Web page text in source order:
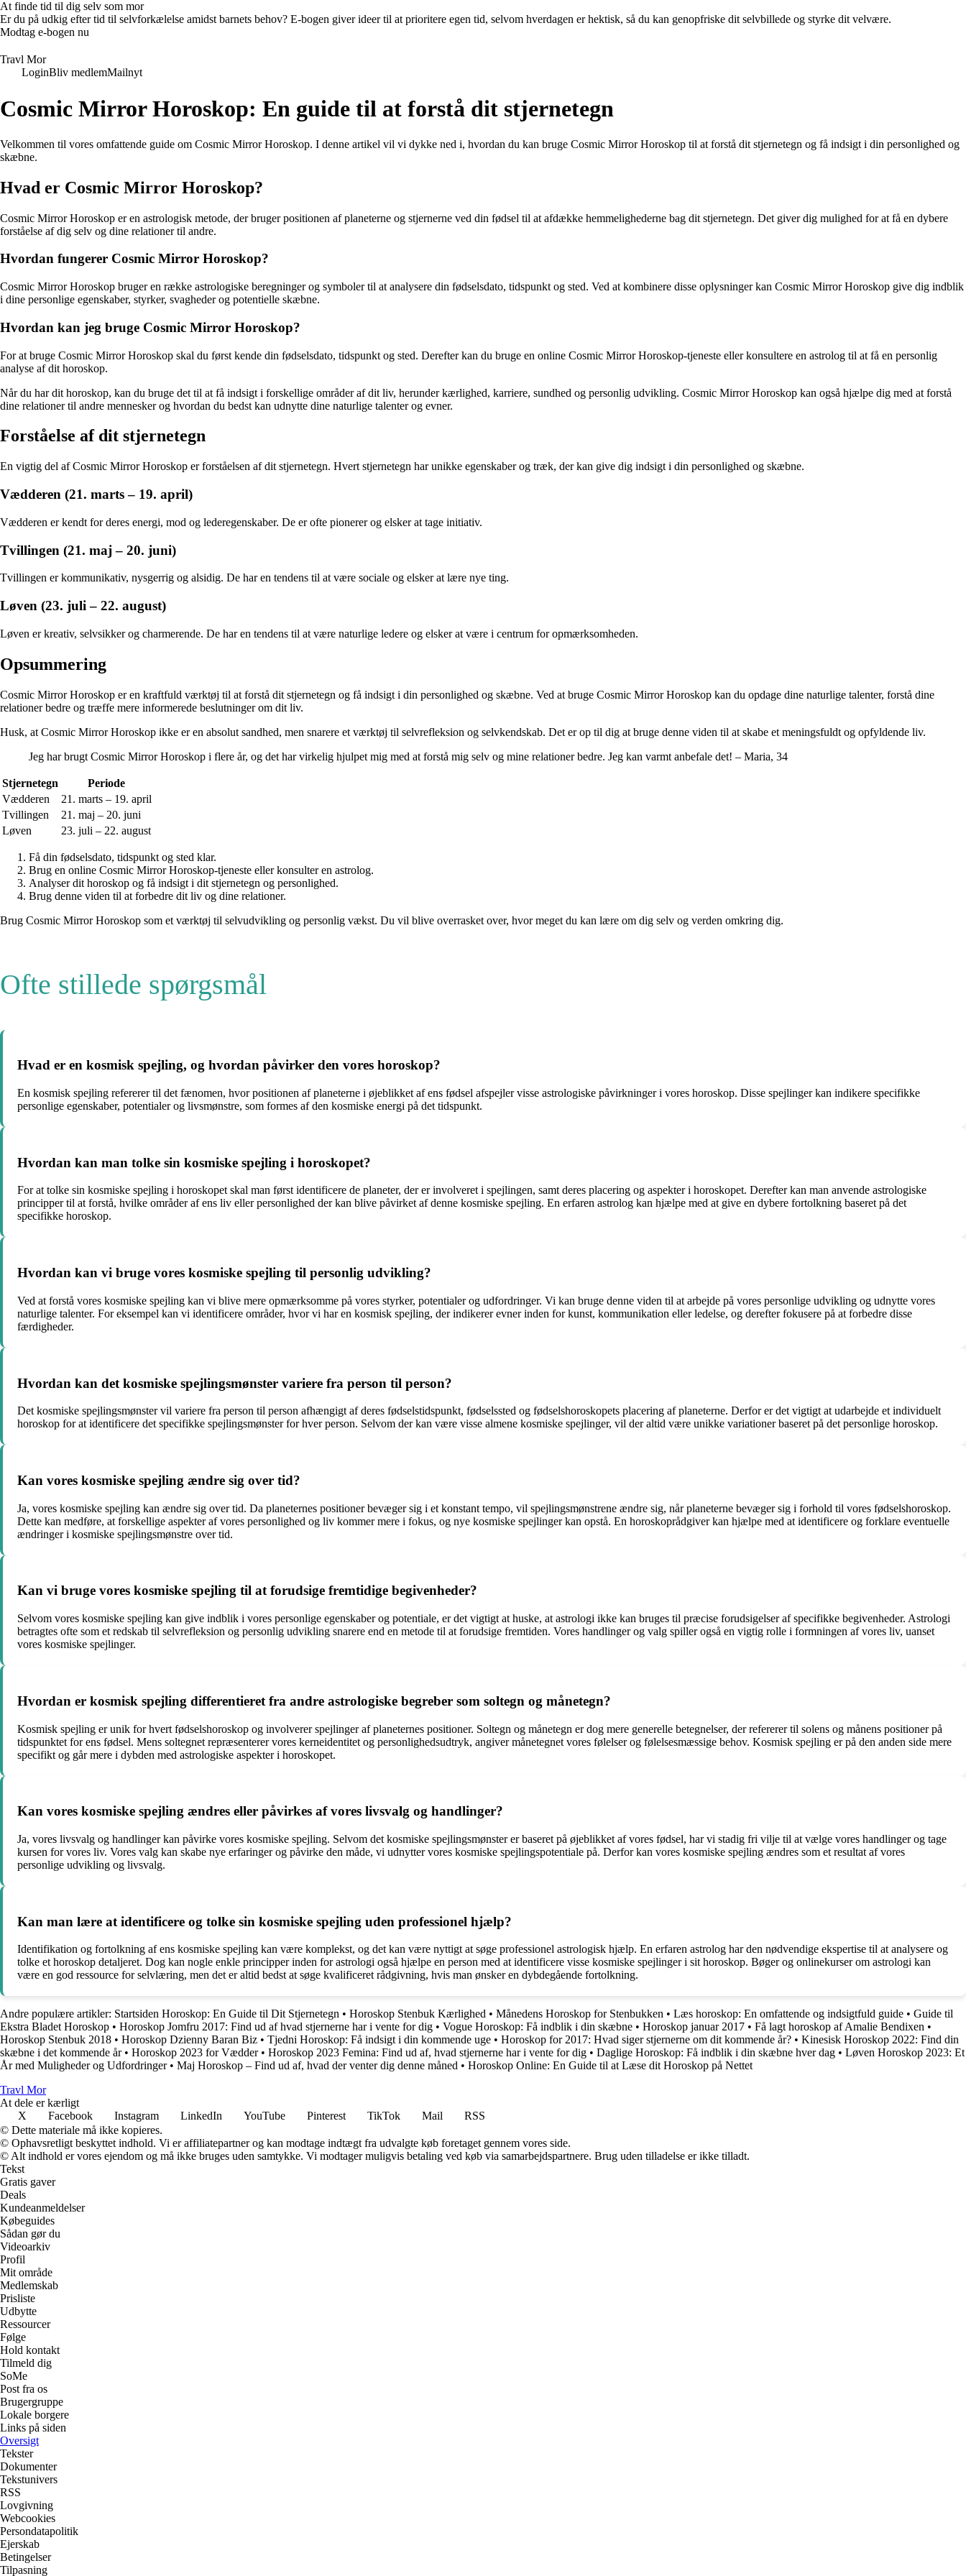
At finde tid til dig selv som mor
Er du på udkig efter tid til selvforkælelse amidst barnets behov? E-bogen giver ideer til at prioritere egen tid, selvom hverdagen er hektisk, så du kan genopfriske dit selvbillede og styrke dit velvære.
Modtag e-bogen nu
Travl Mor
LoginBliv medlemMailnyt
Cosmic Mirror Horoskop: En guide til at forstå dit stjernetegn
Velkommen til vores omfattende guide om Cosmic Mirror Horoskop. I denne artikel vil vi dykke ned i, hvordan du kan bruge Cosmic Mirror Horoskop til at forstå dit stjernetegn og få indsigt i din personlighed og
skæbne.
Hvad er Cosmic Mirror Horoskop?
Cosmic Mirror Horoskop er en astrologisk metode, der bruger positionen af ​​planeterne og stjernerne ved din fødsel til at afdække hemmelighederne bag dit stjernetegn. Det giver dig mulighed for at få en dybere
forståelse af dig selv og dine relationer til andre.
Hvordan fungerer Cosmic Mirror Horoskop?
Cosmic Mirror Horoskop bruger en række astrologiske beregninger og symboler til at analysere din fødselsdato, tidspunkt og sted. Ved at kombinere disse oplysninger kan Cosmic Mirror Horoskop give dig indblik
i dine personlige egenskaber, styrker, svagheder og potentielle skæbne.
Hvordan kan jeg bruge Cosmic Mirror Horoskop?
For at bruge Cosmic Mirror Horoskop skal du først kende din fødselsdato, tidspunkt og sted. Derefter kan du bruge en online Cosmic Mirror Horoskop-tjeneste eller konsultere en astrolog til at få en personlig
analyse af dit horoskop.
Når du har dit horoskop, kan du bruge det til at få indsigt i forskellige områder af dit liv, herunder kærlighed, karriere, sundhed og personlig udvikling. Cosmic Mirror Horoskop kan også hjælpe dig med at forstå
dine relationer til andre mennesker og hvordan du bedst kan udnytte dine naturlige talenter og evner.
Forståelse af dit stjernetegn
En vigtig del af Cosmic Mirror Horoskop er forståelsen af dit stjernetegn. Hvert stjernetegn har unikke egenskaber og træk, der kan give dig indsigt i din personlighed og skæbne.
Vædderen (21. marts – 19. april)
Vædderen er kendt for deres energi, mod og lederegenskaber. De er ofte pionerer og elsker at tage initiativ.
Tvillingen (21. maj – 20. juni)
Tvillingen er kommunikativ, nysgerrig og alsidig. De har en tendens til at være sociale og elsker at lære nye ting.
Løven (23. juli – 22. august)
Løven er kreativ, selvsikker og charmerende. De har en tendens til at være naturlige ledere og elsker at være i centrum for opmærksomheden.
Opsummering
Cosmic Mirror Horoskop er en kraftfuld værktøj til at forstå dit stjernetegn og få indsigt i din personlighed og skæbne. Ved at bruge Cosmic Mirror Horoskop kan du opdage dine naturlige talenter, forstå dine
relationer bedre og træffe mere informerede beslutninger om dit liv.
Husk, at Cosmic Mirror Horoskop ikke er en absolut sandhed, men snarere et værktøj til selvrefleksion og selvkendskab. Det er op til dig at bruge denne viden til at skabe et meningsfuldt og opfyldende liv.
Jeg har brugt Cosmic Mirror Horoskop i flere år, og det har virkelig hjulpet mig med at forstå mig selv og mine relationer bedre. Jeg kan varmt anbefale det! – Maria, 34
Stjernetegn
Periode
Vædderen
21. marts – 19. april
Tvillingen
21. maj – 20. juni
Løven
23. juli – 22. august
Få din fødselsdato, tidspunkt og sted klar.
Brug en online Cosmic Mirror Horoskop-tjeneste eller konsulter en astrolog.
Analyser dit horoskop og få indsigt i dit stjernetegn og personlighed.
Brug denne viden til at forbedre dit liv og dine relationer.
Brug Cosmic Mirror Horoskop som et værktøj til selvudvikling og personlig vækst. Du vil blive overrasket over, hvor meget du kan lære om dig selv og verden omkring dig.
Ofte stillede spørgsmål
Hvad er en kosmisk spejling, og hvordan påvirker den vores horoskop?
En kosmisk spejling refererer til det fænomen, hvor positionen af planeterne i øjeblikket af ens fødsel afspejler visse astrologiske påvirkninger i vores horoskop. Disse spejlinger kan indikere specifikke
personlige egenskaber, potentialer og livsmønstre, som formes af den kosmiske energi på det tidspunkt.
Hvordan kan man tolke sin kosmiske spejling i horoskopet?
For at tolke sin kosmiske spejling i horoskopet skal man først identificere de planeter, der er involveret i spejlingen, samt deres placering og aspekter i horoskopet. Derefter kan man anvende astrologiske
principper til at forstå, hvilke områder af ens liv eller personlighed der kan blive påvirket af denne kosmiske spejling. En erfaren astrolog kan hjælpe med at give en dybere fortolkning baseret på det
specifikke horoskop.
Hvordan kan vi bruge vores kosmiske spejling til personlig udvikling?
Ved at forstå vores kosmiske spejling kan vi blive mere opmærksomme på vores styrker, potentialer og udfordringer. Vi kan bruge denne viden til at arbejde på vores personlige udvikling og udnytte vores
naturlige talenter. For eksempel kan vi identificere områder, hvor vi har en kosmisk spejling, der indikerer evner inden for kunst, kommunikation eller ledelse, og derefter fokusere på at forbedre disse
færdigheder.
Hvordan kan det kosmiske spejlingsmønster variere fra person til person?
Det kosmiske spejlingsmønster vil variere fra person til person afhængigt af deres fødselstidspunkt, fødselssted og fødselshoroskopets placering af planeterne. Derfor er det vigtigt at udarbejde et individuelt
horoskop for at identificere det specifikke spejlingsmønster for hver person. Selvom der kan være visse almene kosmiske spejlinger, vil der altid være unikke variationer baseret på det personlige horoskop.
Kan vores kosmiske spejling ændre sig over tid?
Ja, vores kosmiske spejling kan ændre sig over tid. Da planeternes positioner bevæger sig i et konstant tempo, vil spejlingsmønstrene ændre sig, når planeterne bevæger sig i forhold til vores fødselshoroskop.
Dette kan medføre, at forskellige aspekter af vores personlighed og liv kommer mere i fokus, og nye kosmiske spejlinger kan opstå. En horoskoprådgiver kan hjælpe med at identificere og forklare eventuelle
ændringer i kosmiske spejlingsmønstre over tid.
Kan vi bruge vores kosmiske spejling til at forudsige fremtidige begivenheder?
Selvom vores kosmiske spejling kan give indblik i vores personlige egenskaber og potentiale, er det vigtigt at huske, at astrologi ikke kan bruges til præcise forudsigelser af specifikke begivenheder. Astrologi
betragtes ofte som et redskab til selvrefleksion og personlig udvikling snarere end en metode til at forudsige fremtiden. Vores handlinger og valg spiller også en vigtig rolle i formningen af vores liv, uanset
vores kosmiske spejlinger.
Hvordan er kosmisk spejling differentieret fra andre astrologiske begreber som soltegn og månetegn?
Kosmisk spejling er unik for hvert fødselshoroskop og involverer spejlinger af planeternes positioner. Soltegn og månetegn er dog mere generelle betegnelser, der refererer til solens og månens positioner på
tidspunktet for ens fødsel. Mens soltegnet repræsenterer vores kerneidentitet og personlighedsudtryk, angiver månetegnet vores følelser og følelsesmæssige behov. Kosmisk spejling er på den anden side mere
specifikt og går mere i dybden med astrologiske aspekter i horoskopet.
Kan vores kosmiske spejling ændres eller påvirkes af vores livsvalg og handlinger?
Ja, vores livsvalg og handlinger kan påvirke vores kosmiske spejling. Selvom det kosmiske spejlingsmønster er baseret på øjeblikket af vores fødsel, har vi stadig fri vilje til at vælge vores handlinger og tage
kursen for vores liv. Vores valg kan skabe nye erfaringer og påvirke den måde, vi udnytter vores kosmiske spejlingspotentiale på. Derfor kan vores kosmiske spejling ændres som et resultat af vores
personlige udvikling og livsvalg.
Kan man lære at identificere og tolke sin kosmiske spejling uden professionel hjælp?
Identifikation og fortolkning af ens kosmiske spejling kan være komplekst, og det kan være nyttigt at søge professionel astrologisk hjælp. En erfaren astrolog har den nødvendige ekspertise til at analysere og
tolke et horoskop detaljeret. Dog kan nogle enkle principper inden for astrologi også hjælpe en person med at identificere visse kosmiske spejlinger i sit horoskop. Bøger og onlinekurser om astrologi kan
være en god ressource for selvlæring, men det er altid bedst at søge kvalificeret rådgivning, hvis man ønsker en dybdegående fortolkning.
Andre populære artikler: Startsiden Horoskop: En Guide til Dit Stjernetegn • Horoskop Stenbuk Kærlighed • Månedens Horoskop for Stenbukken • Læs horoskop: En omfattende og indsigtfuld guide • Guide til
Ekstra Bladet Horoskop • Horoskop Jomfru 2017: Find ud af hvad stjernerne har i vente for dig • Vogue Horoskop: Få indblik i din skæbne • Horoskop januar 2017 • Få lagt horoskop af Amalie Bendixen •
Horoskop Stenbuk 2018 • Horoskop Dzienny Baran Biz • Tjedni Horoskop: Få indsigt i din kommende uge • Horoskop for 2017: Hvad siger stjernerne om dit kommende år? • Kinesisk Horoskop 2022: Find din
skæbne i det kommende år• Horoskop 2023 for Vædder• Horoskop 2023 Femina: Find ud af, hvad stjernerne har i vente for dig • Daglige Horoskop: Få indblik i din skæbne hver dag • Løven Horoskop 2023: Et
År med Muligheder og Udfordringer• Maj Horoskop – Find ud af, hvad der venter dig denne måned • Horoskop Online: En Guide til at Læse dit Horoskop på Nettet
Travl Mor
At dele er kærligt
X
Facebook Instagram LinkedIn YouTube Pinterest TikTok Mail
RSS
© Dette materiale må ikke kopieres.
© Ophavsretligt beskyttet indhold. Vi er affiliatepartner og kan modtage indtægt fra udvalgte køb foretaget gennem vores side.
© Alt indhold er vores ejendom og må ikke bruges uden samtykke. Vi modtager muligvis betaling ved køb via samarbejdspartnere. Brug uden tilladelse er ikke tilladt.
Tekst
Gratis gaver
Deals
Kundeanmeldelser
Købeguides
Sådan gør du
Videoarkiv
Profil
Mit område
Medlemskab
Prisliste
Udbytte
Ressourcer
Følge
Hold kontakt
Tilmeld dig
SoMe
Post fra os
Brugergruppe
Lokale borgere
Links på siden
Oversigt
Tekster
Dokumenter
Tekstunivers
RSS
Lovgivning
Webcookies
Persondatapolitik
Ejerskab
Betingelser
Tilpasning